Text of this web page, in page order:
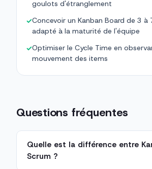
goulots d'étranglement
✓Concevoir un Kanban Board de 3 à
adapté à la maturité de l'équipe
✓Optimiser le Cycle Time en
mouvement des items
Questions fréquentes
Quelle est la différence entre
Scrum ?